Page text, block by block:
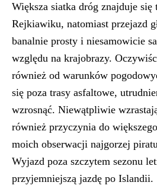
Większa siatka dróg znajduje
Rejkiawiku, natomiast przejazd
banalnie prosty i niesamowicie
względu na krajobrazy.
również od warunków
się poza trasy asfaltowe,
wzrosnąć. Niewątpliwie
również przyczynia do
moich obserwacji najgorzej
Wyjazd poza szczytem sezonu
przyjemniejszą jazdę po Islandii.